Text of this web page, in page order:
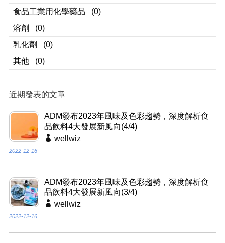
食品工業用化學藥品
(0)
溶劑
(0)
乳化劑
(0)
其他
(0)
近期發表的文章
ADM發布2023年風味及色彩趨勢，深度解析食
品飲料4大發展新風向(4/4)
wellwiz
2022-12-16
ADM發布2023年風味及色彩趨勢，深度解析食
品飲料4大發展新風向(3/4)
wellwiz
2022-12-16